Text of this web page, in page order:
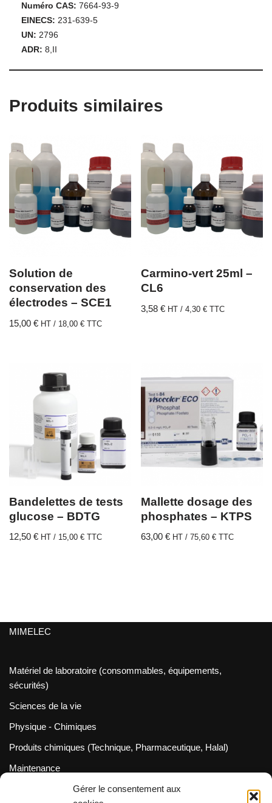
Gérer le consentement aux
Numéro CAS: 7664-93-9
EINECS: 231-639-5
UN: 2796
ADR: 8,II
Produits similaires
Solution de
conservation des
électrodes – SCE1
15,00 € HT / 18,00 € TTC
Carmino-vert 25ml –
CL6
3,58€ HT /4,30€ TTC
Bandelettes de tests
glucose – BDTG
12,50 € HT / 15,00 € TTC
Mallette dosage des
phosphates – KTPS
63,00€ HT / 75,60€ TTC
MIMELEC
Matériel de laboratoire (consommables, équipements,
sécurités)
Sciences de la vie
Physique - Chimiques
Produits chimiques (Technique, Pharmaceutique, Halal)
Maintenance
Métrologie (Cofrac / Dakks)